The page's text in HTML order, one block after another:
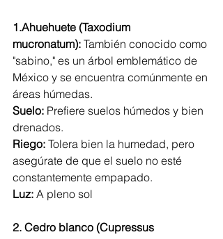
1.Ahuehuete (Taxodium
mucronatum): También conocido como
"sabino," es un árbol emblemático de
México y se encuentra comúnmente en
áreas húmedas.
Suelo: Prefiere suelos húmedos y bien
drenados.
Riego: Tolera bien la humedad, pero
asegúrate de que el suelo no esté
constantemente empapado.
Luz: A pleno sol
2. Cedro blanco (Cupressus